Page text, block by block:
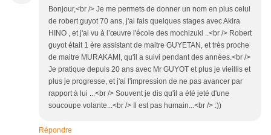
Bonjour,<br /> Je me permets de donner un nom en plus celui
de robert guyot 70 ans, j'ai fais quelques stages avec Akira
HINO , et j'ai vu à l’œuvre l'école des mochizuki ..<br /> Robert
guyot était 1 ère assistant de maitre GUYETAN, et très proche
de maitre MURAKAMI, qu'il a suivi pendant des années.<br />
Je pratique depuis 20 ans avec Mr GUYOT et plus je vieillis et
plus je progresse, et j'ai l'impression de ne pas avancer par
rapport à lui ...<br /> Souvent je dis qu'il a été jeté d'une
soucoupe volante...<br /> Il est pas humain...<br /> :))
Répondre